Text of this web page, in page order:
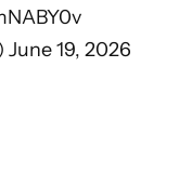
June 19, 2026